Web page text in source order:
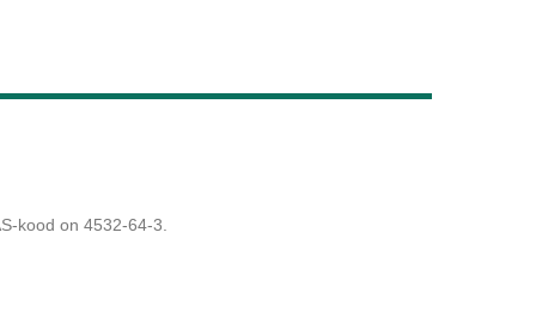
kood on 4532-64-3.